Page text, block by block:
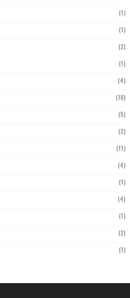
(1)
(1)
(2)
(1)
(4)
(10)
(5)
(2)
(11)
(4)
(1)
(4)
(1)
(2)
(1)